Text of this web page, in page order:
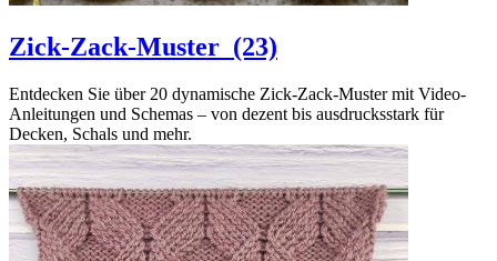
Zick-Zack-Muster (23)
Entdecken Sie über 20 dynamische Zick-Zack-Muster mit Video-
Anleitungen und Schemas – von dezent bis ausdrucksstark für
Decken, Schals und mehr.